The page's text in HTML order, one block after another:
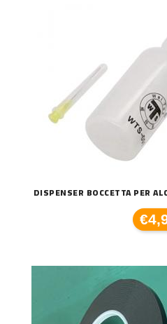
DISPENSER BOCCETTA PER